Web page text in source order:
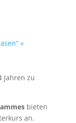
»
Jahren zu
bieten
an.